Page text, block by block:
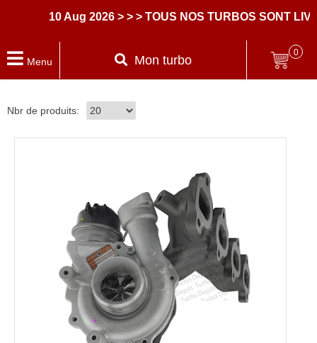
10 Aug 2026 > > > TOUS NOS TURBOS SONT
Menu Mon turbo
0
Nbr de produits: